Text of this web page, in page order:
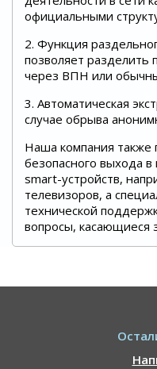
официальными
2. Функция
позволяет
через ВПН или
3. Автоматическая
случае обрыва
Наша компания также
безопасного выхода
smart-устройств,
телевизоров, а
технической
вопросы, касающиеся